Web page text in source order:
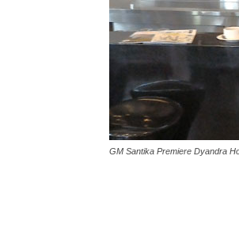
GM Santika Premiere Dyandra